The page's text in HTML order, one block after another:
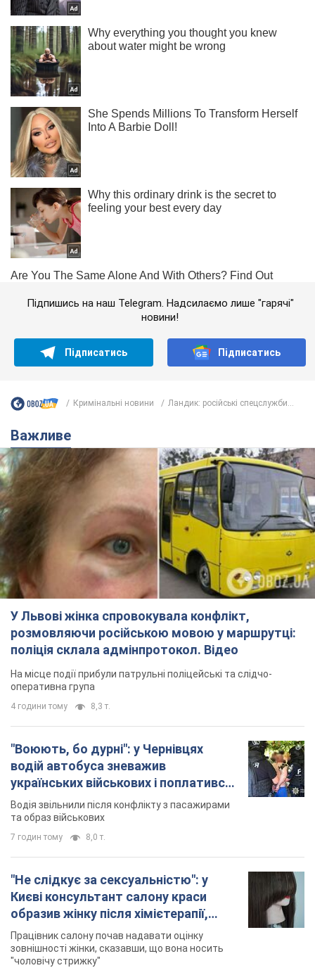
Підпишись на наш Telegram. Надсилаємо лише "гарячі"
новини!
Підписатись Підписатись
Кримінальні новини Ландик: російські спецслужби...
Важливе
У Львові жінка спровокувала конфлікт,
розмовляючи російською мовою у маршрутці:
поліція склала адмінпротокол. Відео
На місце події прибули патрульні поліцейські та слідчо-
оперативна група
4 години тому 8,3 т.
"Воюють, бо дурні": у Чернівцях
водій автобуса зневажив
українських військових і поплатився.
Відео
Водія звільнили після конфлікту з пасажирами
та образ військових
7 годин тому 8,0 т.
"Не слідкує за сексуальністю": у
Києві консультант салону краси
образив жінку після хімієтерапії,
розгорівся скандал. Фото
Працівник салону почав надавати оцінку
зовнішності жінки, сказавши, що вона носить
"чоловічу стрижку"